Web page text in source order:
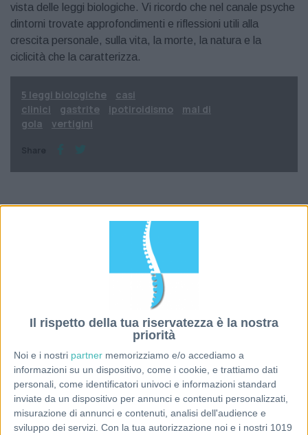
Il rispetto della tua riservatezza è la nostra
priorità
Noi e i nostri partner memorizziamo e/o accediamo a
informazioni su un dispositivo, come i cookie, e trattiamo dati
personali, come identificatori univoci e informazioni standard
inviate da un dispositivo per annunci e contenuti personalizzati,
misurazione di annunci e contenuti, analisi dell'audience e
sviluppo dei servizi. Con la tua autorizzazione noi e i nostri 1019
vista delle leggi biologiche. Vi ricordo che nel canale psyche
dintorni trovate approfondimenti e riflessioni utili alla
crescita personale, sulla vita, la morte, la natura e la
ciclicità che la caratterizza.
5 leggi biologiche
casi
clinici
gastrite ipotiroidismo
mal di
gola
vertigini